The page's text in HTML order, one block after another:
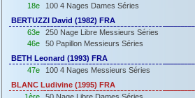
18e
100 4 Nages Dames Séries
BERTUZZI David (1982) FRA
63e
250 Nage Libre Messieurs Séries
46e
50 Papillon Messieurs Séries
BETH Leonard (1993) FRA
47e
100 4 Nages Messieurs Séries
BLANC Ludivine (1995) FRA
1ère
50 Nage Libre Dames Séries